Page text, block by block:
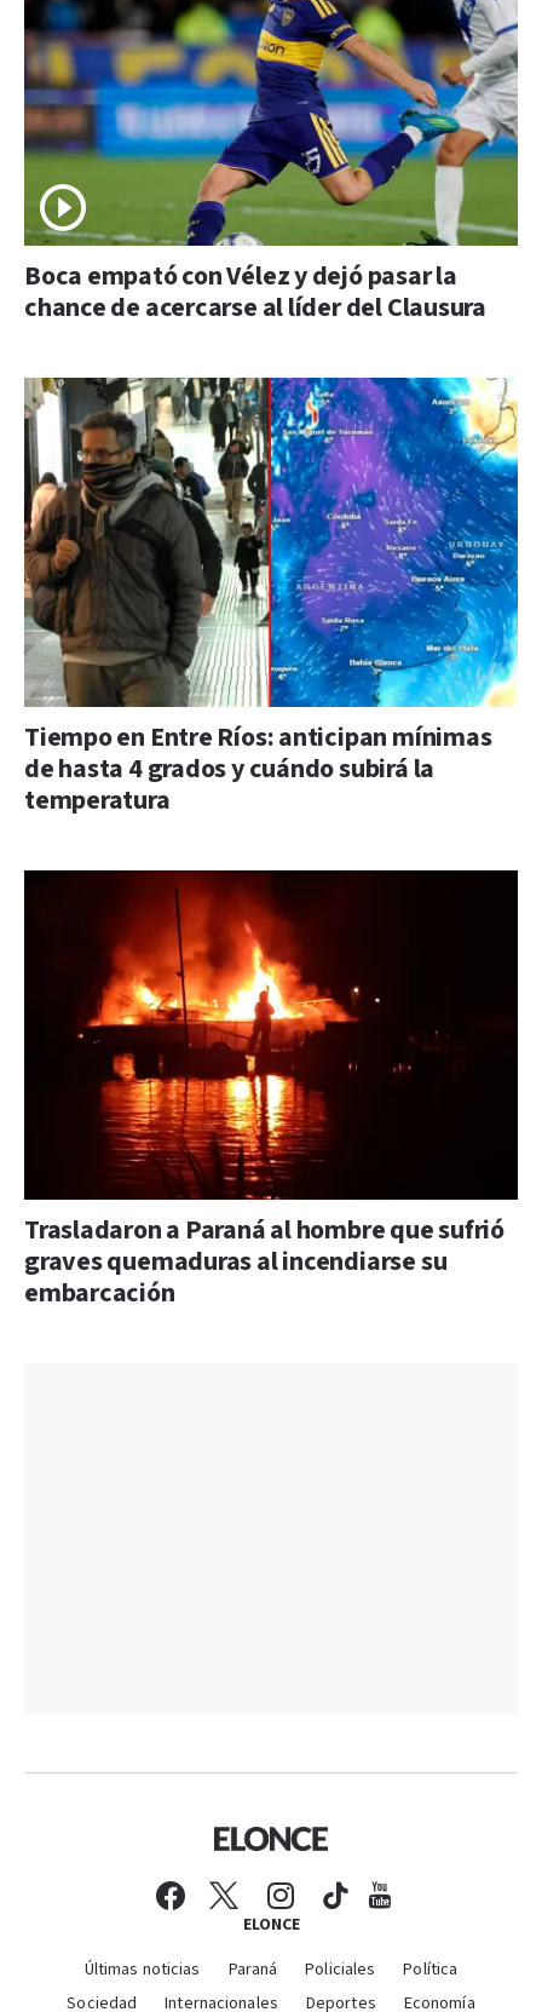
Boca empató con Vélez y dejó pasar la
chance de acercarse al líder del Clausura
Tiempo en Entre Ríos: anticipan mínimas
de hasta 4 grados y cuándo subirá la
temperatura
Trasladaron a Paraná al hombre que sufrió
graves quemaduras al incendiarse su
embarcación
ELONCE
Últimas noticias Paraná Policiales
Política
Sociedad
Internacionales Deportes Economía